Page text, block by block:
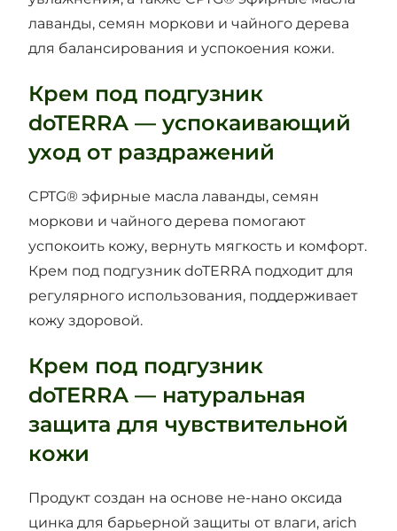
лаванды, семян моркови и чайного дерева
для балансирования и успокоения кожи.
Крем под подгузник
doTERRA — успокаивающий
уход от раздражений
CPTG® эфирные масла лаванды, семян
моркови и чайного дерева помогают
успокоить кожу, вернуть мягкость и комфорт.
Крем под подгузник doTERRA подходит для
регулярного использования, поддерживает
кожу здоровой.
Крем под подгузник
doTERRA — натуральная
защита для чувствительной
кожи
Продукт создан на основе не-нано оксида
цинка для барьерной защиты от влаги, аrich